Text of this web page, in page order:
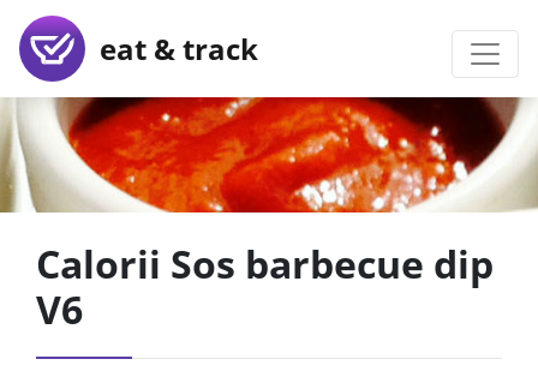
eat & track
Calorii Sos barbecue dip
V6